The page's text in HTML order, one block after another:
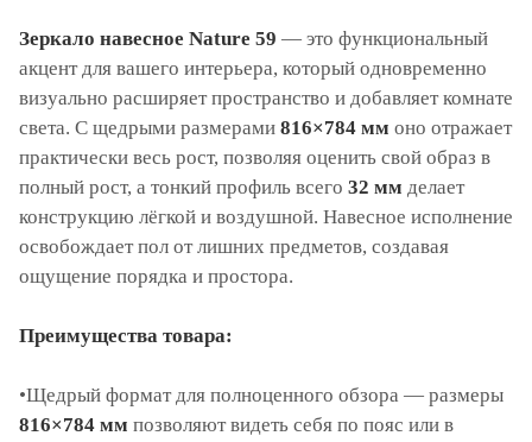
Зеркало навесное Nature 59 — это функциональный
акцент для вашего интерьера, который одновременно
визуально расширяет пространство и добавляет комнате
света. С щедрыми размерами 816×784 мм оно отражает
практически весь рост, позволяя оценить свой образ в
полный рост, а тонкий профиль всего 32 мм делает
конструкцию лёгкой и воздушной. Навесное исполнение
освобождает пол от лишних предметов, создавая
ощущение порядка и простора.
Преимущества товара:
•Щедрый формат для полноценного обзора — размеры
816×784 мм позволяют видеть себя по пояс или в